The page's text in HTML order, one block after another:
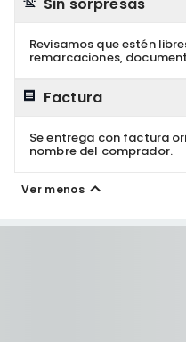
Revisamos que estén
remarcaciones,
Factura
Se entrega con factura
nombre del comprador.
Ver menos